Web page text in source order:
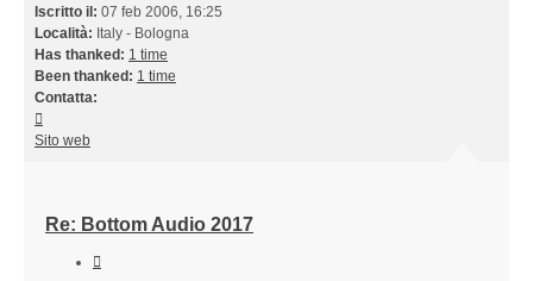
Iscritto il: 07 feb 2006, 16:25
Località: Italy - Bologna
Has thanked: 1 time
Been thanked: 1 time
Contatta:
campedel
Sito web
Re: Bottom Audio 2017